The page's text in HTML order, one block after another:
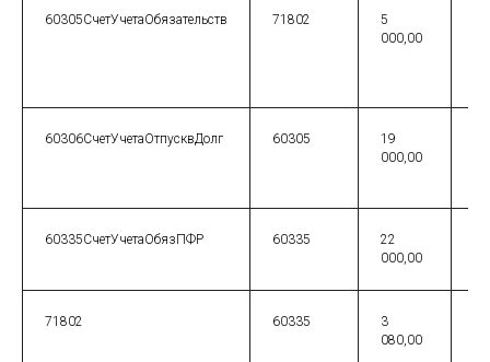
60305СчетУчетаОбязательств 71802
5
000,00
60306СчетУчетаОтпусквДолг 60305
19
000,00
60335СчетУчетаОбязПФР 60335
22
000,00
71802 60335
3
080,00